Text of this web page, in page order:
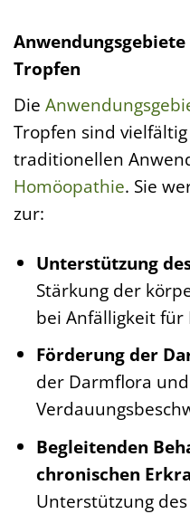
Tropfen
Die
Tropfen sind
traditionellen
Homöopathie. Sie
zur:
Unterstützung
Stärkung der
bei Anfälligkeit für
Förderung der
der Darmflora
Begleitenden
chronischen
Unterstützung